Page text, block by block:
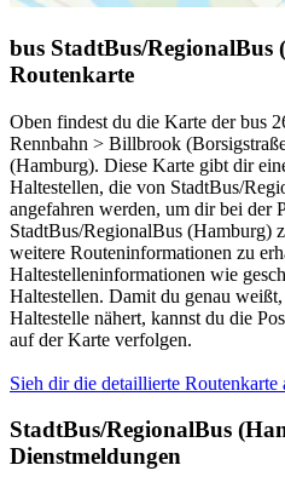
bus StadtBus/RegionalBus
Routenkarte
Oben findest du die Karte der bus
Rennbahn > Billbrook
(Hamburg). Diese Karte gibt dir
Haltestellen, die von StadtBus/
angefahren werden, um dir bei der
StadtBus/RegionalBus (Hamburg)
weitere Routeninformationen zu
Haltestelleninformationen wie
Haltestellen. Damit du genau
Haltestelle nähert, kannst du die
auf der Karte verfolgen.
Sieh dir die detaillierte Routenkarte
StadtBus/RegionalBus
Dienstmeldungen